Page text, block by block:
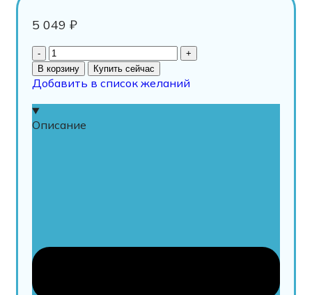
5 049 ₽
В корзину Купить сейчас
Добавить в список желаний
Описание